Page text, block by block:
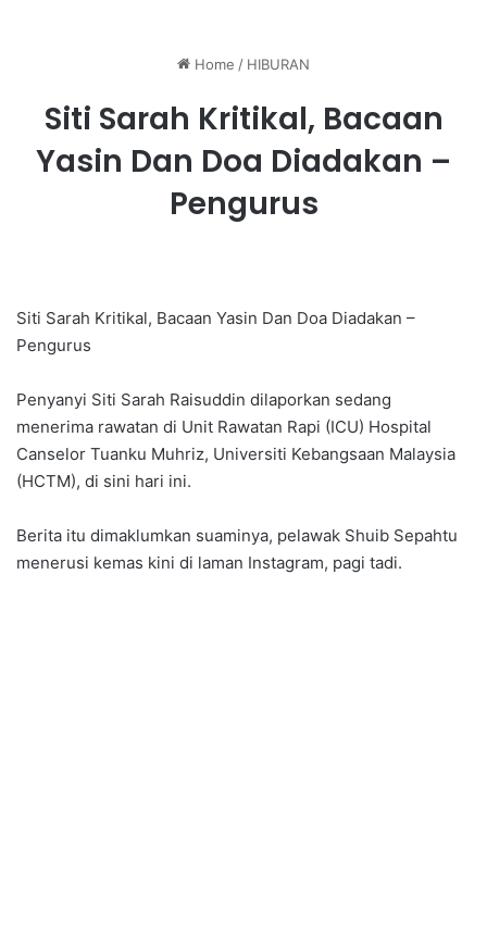
Home / HIBURAN
Siti Sarah Kritikal, Bacaan
Yasin Dan Doa Diadakan –
Pengurus
Siti Sarah Kritikal, Bacaan Yasin Dan Doa Diadakan –
Pengurus
Penyanyi Siti Sarah Raisuddin dilaporkan sedang
menerima rawatan di Unit Rawatan Rapi (ICU) Hospital
Canselor Tuanku Muhriz, Universiti Kebangsaan Malaysia
(HCTM), di sini hari ini.
Berita itu dimaklumkan suaminya, pelawak Shuib Sepahtu
menerusi kemas kini di laman Instagram, pagi tadi.